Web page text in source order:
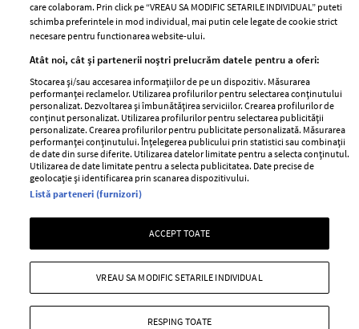
aeroporturi din Europa își
închide complet porțile timp
de trei luni. Milioane de
pasageri, afectați
viață. Vezi despre ce e vorba
Intră în culisele noii colecții
Vara care te schimbă: cum
transformi fiecare amintire
într-o poveste pe care o porți
care colaboram. Prin click pe “VREAU SA MODIFIC SETARILE INDIVIDUAL” puteti
schimba preferintele in mod individual, mai putin cele legate de cookie strict
necesare pentru functionarea website-ului.
Atât noi, cât și partenerii noștri prelucrăm datele pentru a oferi:
Stocarea și/sau accesarea informațiilor de pe un dispozitiv. Măsurarea
performanței reclamelor. Utilizarea profilurilor pentru selectarea conținutului
personalizat. Dezvoltarea și îmbunătățirea serviciilor. Crearea profilurilor de
conținut personalizat. Utilizarea profilurilor pentru selectarea publicității
personalizate. Crearea profilurilor pentru publicitate personalizată. Măsurarea
performanței conținutului. Înțelegerea publicului prin statistici sau combinații
de date din surse diferite. Utilizarea datelor limitate pentru a selecta conținutul.
Utilizarea de date limitate pentru a selecta publicitatea. Date precise de
geolocație și identificarea prin scanarea dispozitivului.
Listă parteneri (furnizori)
ACCEPT TOATE
RESPING TOATE
VREAU SA MODIFIC SETARILE INDIVIDUAL